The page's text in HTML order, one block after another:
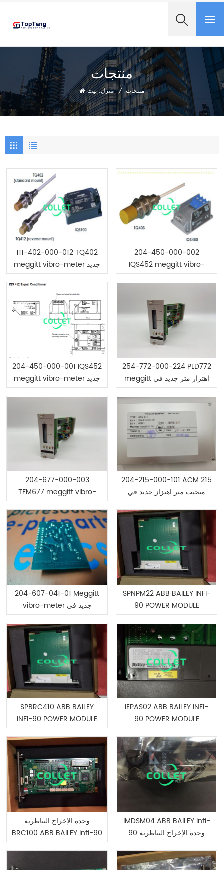
منتجات
منزل، بيت / منتجات
111-402-000-012 TQ402
meggitt vibro-meter جديد
في المخزون
204-450-000-002
IQS452 meggitt vibro-
meter جديد في المخزون
204-450-000-001 IQS452
meggitt vibro-meter جديد
في المخزون
254-772-000-224 PLD772
meggitt اهتزاز متر جديد في
المخزون
204-677-000-003
TFM677 meggitt vibro-
meter جديد في المخزون
204-215-000-101 ACM 215
ميجيت متر اهتزاز جديد في
المخزون
204-607-041-01 Meggitt
vibro-meter جديد في
المخزون
SPNPM22 ABB BAILEY INFI-
90 POWER MODULE
SPBRC410 ABB BAILEY
INFI-90 POWER MODULE
IEPAS02 ABB BAILEY INFI-
90 POWER MODULE
وحدة الإخراج التناظرية
BRC100 ABB BAILEY infi-90
IMDSM04 ABB BAILEY infi-
90 وحدة الإخراج التناظرية